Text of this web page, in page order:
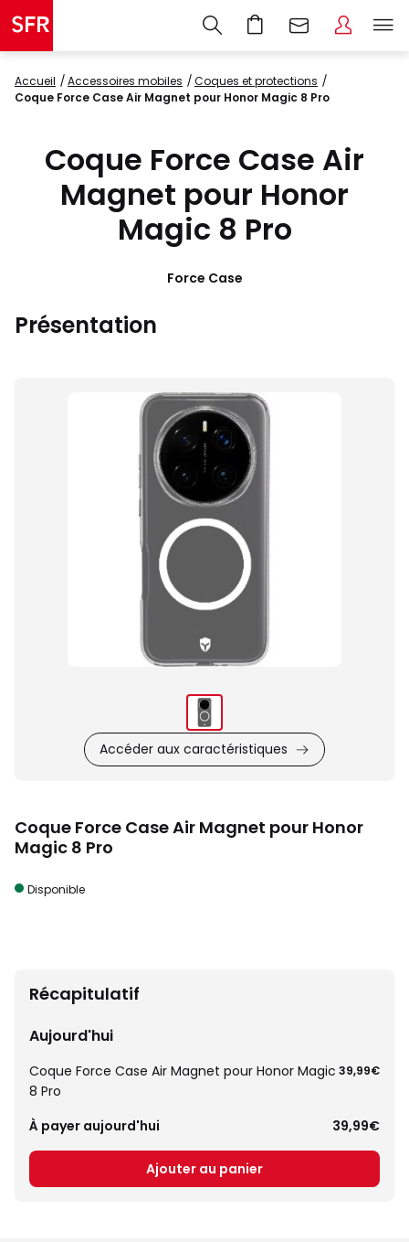
Accueil accessoires mobiles
coques et protections
Coque Force Case Air Magnet pour Honor Magic 8 Pro
Coque Force Case Air
Magnet pour Honor
Magic 8 Pro
Force Case
Présentation
Images
du
produit
Accéder aux caractéristiques
Coque Force Case Air Magnet pour Honor
Magic 8 Pro
Disponible
Récapitulatif
Aujourd'hui
Coque Force Case Air Magnet pour Honor Magic
8 Pro
39,99€
À payer aujourd'hui 39,99€
Ajouter au panier